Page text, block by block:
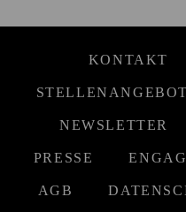
KONTAKT
NEWSLETTER
PRESSE
AGB